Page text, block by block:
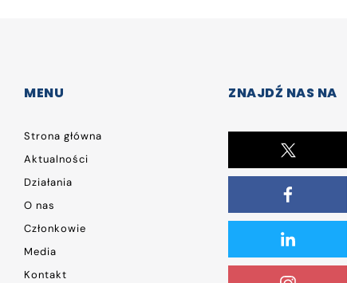
MENU
Strona główna
Aktualności
Działania
O nas
Członkowie
Media
Kontakt
ZNAJDŹ NAS NA